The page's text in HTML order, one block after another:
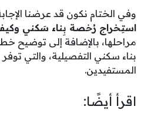
وفي الختام نكون قد عرضنا
استِخراج رُخصة بِناء سَكني
مراحلها، بالإضافة إلى توضيح
بناء سكني التفصيلية، والتي
المستفيدين.
اقرأ أيضًا: